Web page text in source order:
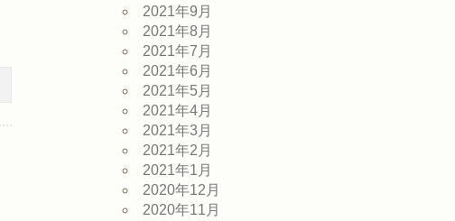
2021年9月
2021年8月
2021年7月
2021年6月
2021年5月
2021年4月
2021年3月
2021年2月
2021年1月
2020年12月
2020年11月